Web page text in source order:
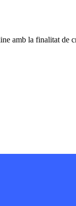
amb la finalitat de